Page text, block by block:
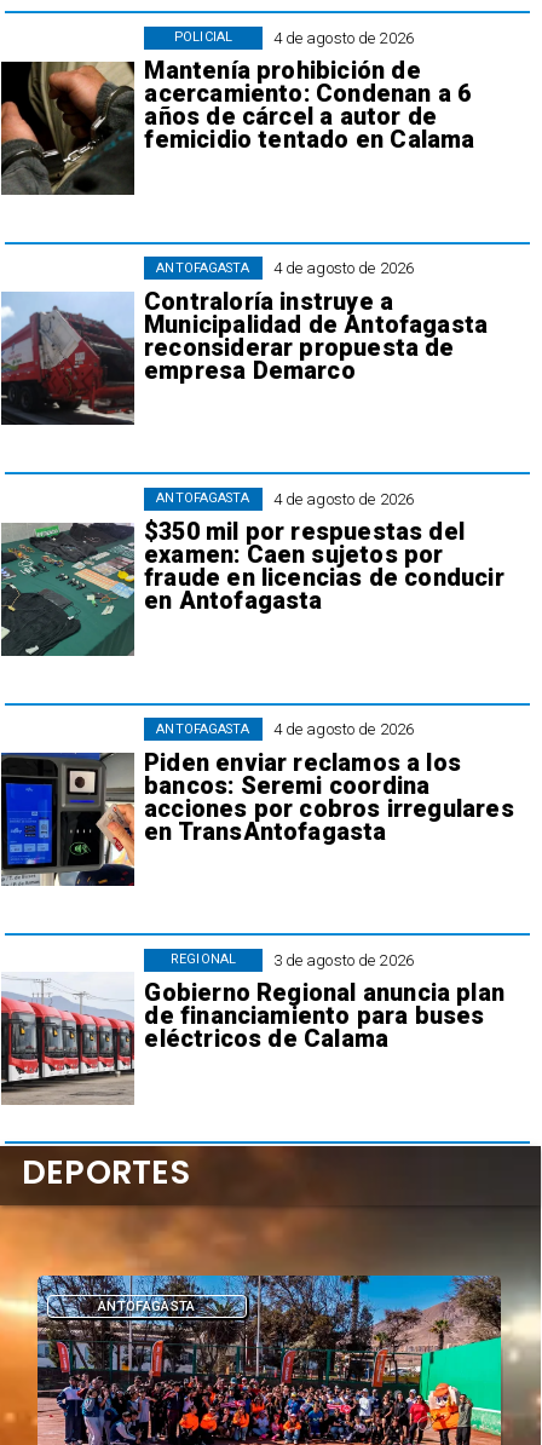
4 de agosto de 2026
Mantenía prohibición de
acercamiento: Condenan a 6
años de cárcel a autor de
femicidio tentado en Calama
POLICIAL
4 de agosto de 2026
Contraloría instruye a
Municipalidad de Antofagasta
reconsiderar propuesta de
empresa Demarco
ANTOFAGASTA
4 de agosto de 2026
$350 mil por respuestas del
examen: Caen sujetos por
fraude en licencias de conducir
en Antofagasta
ANTOFAGASTA
4 de agosto de 2026
Piden enviar reclamos a los
bancos: Seremi coordina
acciones por cobros irregulares
en TransAntofagasta
ANTOFAGASTA
3 de agosto de 2026
Gobierno Regional anuncia plan
de financiamiento para buses
eléctricos de Calama
REGIONAL
ANTOFAGASTA
DEPORTES